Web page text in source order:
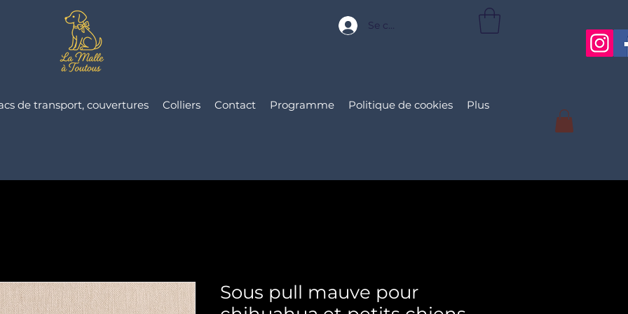
Se connecter
de transport, couvertures Colliers Contact Programme Politique de cookies Plus
Sous pull mauve pour